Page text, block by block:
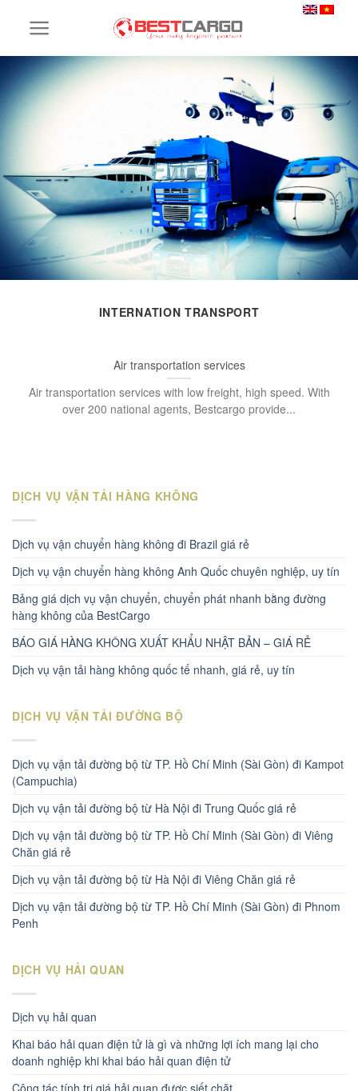
INTERNATION TRANSPORT
Air transportation services
Air transportation services with low freight, high speed. With
over 200 national agents, Bestcargo provide...
DỊCH VỤ VẬN TẢI HÀNG KHÔNG
Dịch vụ vận chuyển hàng không đi Brazil giá rẻ
Dịch vụ vận chuyển hàng không Anh Quốc chuyên nghiệp, uy tín
Bảng giá dịch vụ vận chuyển, chuyển phát nhanh bằng đường
hàng không của BestCargo
BÁO GIÁ HÀNG KHÔNG XUẤT KHẨU NHẬT BẢN – GIÁ RẺ
Dịch vụ vận tải hàng không quốc tế nhanh, giá rẻ, uy tín
DỊCH VỤ VẬN TẢI ĐƯỜNG BỘ
Dịch vụ vận tải đường bộ từ TP. Hồ Chí Minh (Sài Gòn) đi Kampot
(Campuchia)
Dịch vụ vận tải đường bộ từ Hà Nội đi Trung Quốc giá rẻ
Dịch vụ vận tải đường bộ từ TP. Hồ Chí Minh (Sài Gòn) đi Viêng
Chăn giá rẻ
Dịch vụ vận tải đường bộ từ Hà Nội đi Viêng Chăn giá rẻ
Dịch vụ vận tải đường bộ từ TP. Hồ Chí Minh (Sài Gòn) đi Phnom
Penh
DỊCH VỤ HẢI QUAN
Dịch vụ hải quan
Khai báo hải quan điện tử là gì và những lợi ích mang lại cho
doanh nghiệp khi khai báo hải quan điện tử